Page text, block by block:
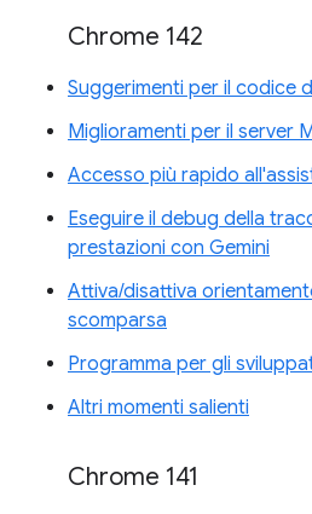
Chrome 142
Suggerimenti per il codice
Miglioramenti per il server
Accesso più rapido
Eseguire il debug della
prestazioni con Gemini
Attiva/disattiva
scomparsa
Programma per gli
Altri momenti salienti
Chrome 141